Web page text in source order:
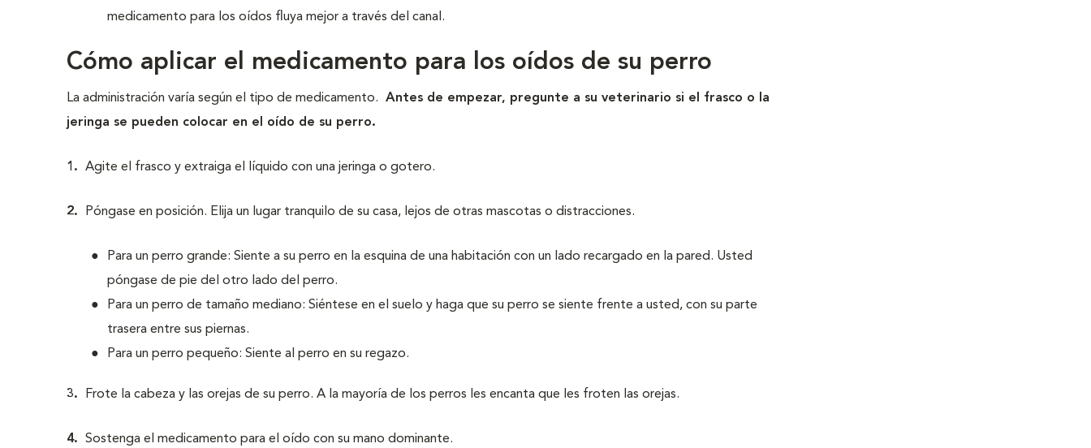
medicamento para los oídos fluya mejor a través del canal.
Cómo aplicar el medicamento para los oídos de su perro
La administración varía según el tipo de medicamento.
Antes de empezar, pregunte a su veterinario si el frasco o la
jeringa se pueden colocar en el oído de su perro.
1. Agite el frasco y extraiga el líquido con una jeringa o gotero.
2. Póngase en posición. Elija un lugar tranquilo de su casa, lejos de otras mascotas o distracciones.
Para un perro grande: Siente a su perro en la esquina de una habitación con un lado recargado en la pared. Usted
póngase de pie del otro lado del perro.
Para un perro de tamaño mediano: Siéntese en el suelo y haga que su perro se siente frente a usted, con su parte
trasera entre sus piernas.
Para un perro pequeño: Siente al perro en su regazo.
3. Frote la cabeza y las orejas de su perro. A la mayoría de los perros les encanta que les froten las orejas.
4. Sostenga el medicamento para el oído con su mano dominante.